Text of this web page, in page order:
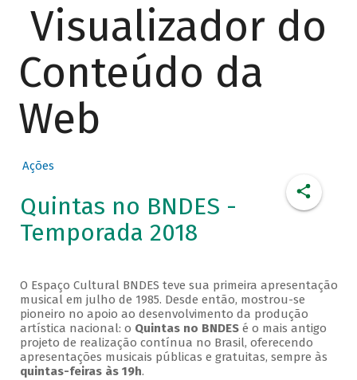
Visualizador do
Conteúdo da
Web
Ações
Quintas no BNDES -
Temporada 2018
O Espaço Cultural BNDES teve sua primeira apresentação
musical em julho de 1985. Desde então, mostrou-se
pioneiro no apoio ao desenvolvimento da produção
artística nacional: o Quintas no BNDESé o mais antigo
projeto de realização contínua no Brasil, oferecendo
apresentações musicais públicas e gratuitas, sempre às
quintas-feiras às 19h.